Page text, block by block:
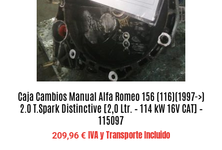
Caja Cambios Manual Alfa Romeo 156 (116)(1997->)
2.0 T.Spark Distinctive [2,0 Ltr. – 114 kW 16V CAT] –
115097
209,96€ IVA y Transporte Incluido